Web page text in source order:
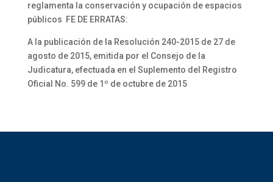
reglamenta la conservación y ocupación de espacios
públicos FE DE ERRATAS:
A la publicación de la Resolución 240-2015 de 27 de
agosto de 2015, emitida por el Consejo de la
Judicatura, efectuada en el Suplemento del Registro
Oficial No. 599 de 1º de octubre de 2015